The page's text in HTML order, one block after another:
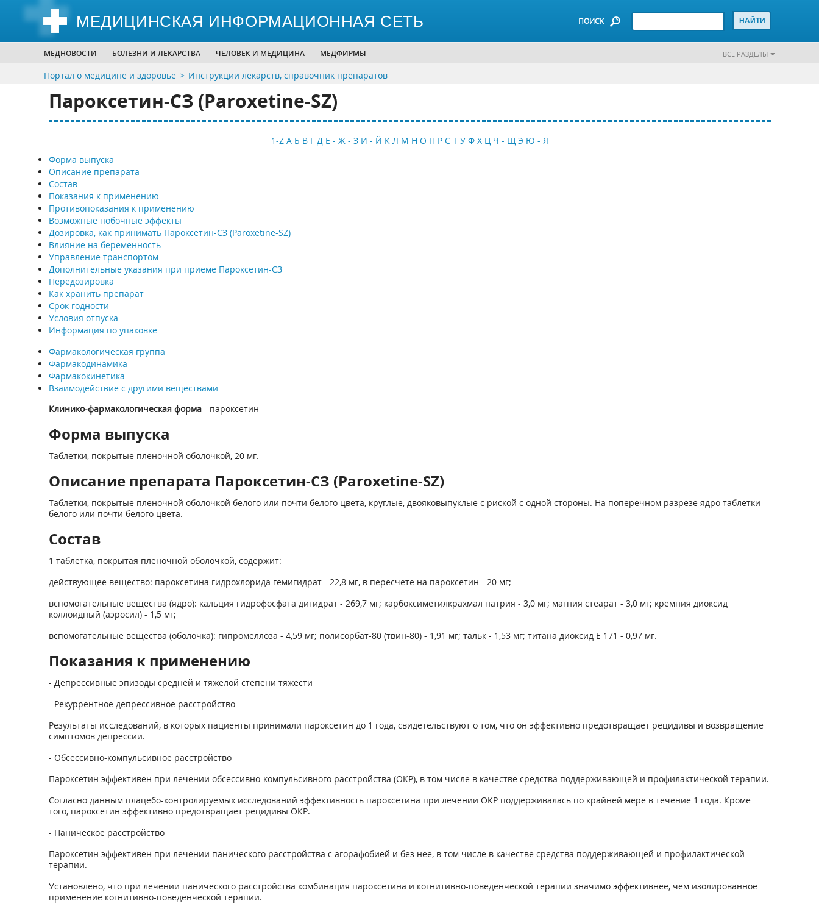
МЕДИЦИНСКАЯ ИНФОРМАЦИОННАЯ СЕТЬ ПОИСК
МЕДНОВОСТИ БОЛЕЗНИ И ЛЕКАРСТВА ЧЕЛОВЕК И МЕДИЦИНА МЕДФИРМЫ ВСЕ РАЗДЕЛЫ
Портал о медицине и здоровье Инструкции лекарств, справочник препаратов
Пароксетин-СЗ (Paroxetine-SZ)
1-Z А Б В Г Д Е - Ж - З И - Й К Л М Н О П Р С Т У Ф Х Ц Ч - Щ Э Ю - Я
Форма выпуска
Описание препарата
Состав
Показания к применению
Противопоказания к применению
Возможные побочные эффекты
Дозировка, как принимать Пароксетин-СЗ (Paroxetine-SZ)
Влияние на беременность
Управление транспортом
Дополнительные указания при приеме Пароксетин-СЗ
Передозировка
Как хранить препарат
Срок годности
Условия отпуска
Информация по упаковке
Фармакологическая группа
Фармакодинамика
Фармакокинетика
Взаимодействие с другими веществами
Клинико-фармакологическая форма- пароксетин
Форма выпуска
Таблетки, покрытые пленочной оболочкой, 20 мг.
Описание препарата Пароксетин-СЗ (Paroxetine-SZ)
Таблетки, покрытые пленочной оболочкой белого или почти белого цвета, круглые, двояковыпуклые с риской с одной стороны. На поперечном разрезе ядро таблетки
белого или почти белого цвета.
Состав
1 таблетка, покрытая пленочной оболочкой, содержит:
действующее вещество: пароксетина гидрохлорида гемигидрат - 22,8 мг, в пересчете на пароксетин - 20 мг;
вспомогательные вещества (ядро): кальция гидрофосфата дигидрат - 269,7 мг; карбоксиметилкрахмал натрия - 3,0 мг; магния стеарат - 3,0 мг; кремния диоксид
коллоидный (аэросил) - 1,5 мг;
вспомогательные вещества (оболочка): гипромеллоза - 4,59 мг; полисорбат-80 (твин-80) - 1,91 мг; тальк - 1,53 мг; титана диоксид Е 171 - 0,97 мг.
Показания к применению
- Депрессивные эпизоды средней и тяжелой степени тяжести
- Рекуррентное депрессивное расстройство
Результаты исследований, в которых пациенты принимали пароксетин до 1 года, свидетельствуют о том, что он эффективно предотвращает рецидивы и возвращение
симптомов депрессии.
- Обсессивно-компульсивное расстройство
Пароксетин эффективен при лечении обсессивно-компульсивного расстройства (ОКР), в том числе в качестве средства поддерживающей и профилактической терапии.
Согласно данным плацебо-контролируемых исследований эффективность пароксетина при лечении ОКР поддерживалась по крайней мере в течение 1 года. Кроме
того, пароксетин эффективно предотвращает рецидивы ОКР.
- Паническое расстройство
Пароксетин эффективен при лечении панического расстройства с агорафобией и без нее, в том числе в качестве средства поддерживающей и профилактической
терапии.
Установлено, что при лечении панического расстройства комбинация пароксетина и когнитивно-поведенческой терапии значимо эффективнее, чем изолированное
применение когнитивно-поведенческой терапии.